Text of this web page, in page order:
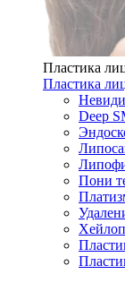
Пластика
Пластика
Deep
Пони